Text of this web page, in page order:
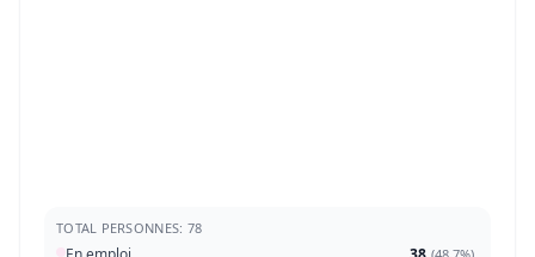
TOTAL PERSONNES: 78